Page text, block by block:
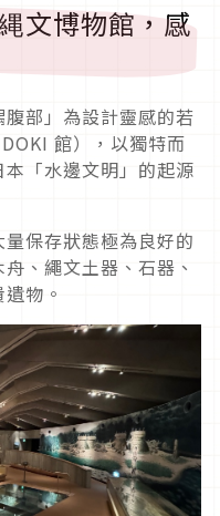
文博物館，感
部」為設計靈感的若
館），以獨特而
「水邊文明」的起源
保存狀態極為良好的
、繩文土器、石器、
物。